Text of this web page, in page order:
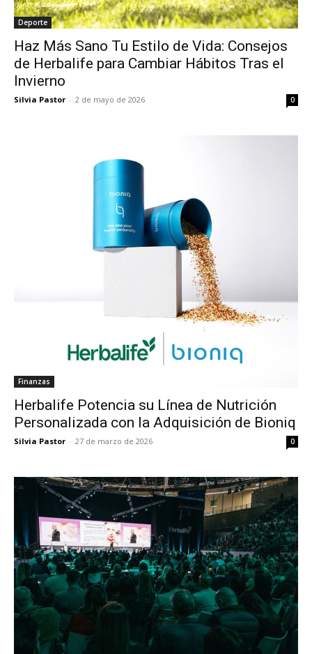
Deporte
Haz Más Sano Tu Estilo de Vida: Consejos
de Herbalife para Cambiar Hábitos Tras el
Invierno
Silvia Pastor - 2 de mayo de 2026 0
Finanzas
Herbalife Potencia su Línea de Nutrición
Personalizada con la Adquisición de Bioniq
Silvia Pastor - 27 de marzo de 2026 0